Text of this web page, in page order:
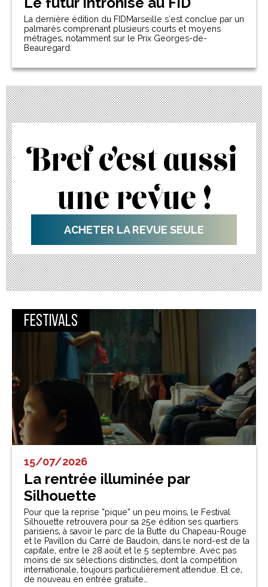
La dernière édition du FIDMarseille s'est conclue par un
palmarès comprenant plusieurs courts et moyens
métrages, notamment sur le Prix Georges-de-
Beauregard.
Bref c’est aussi
une revue !
ACHETER LA REVUE SEULE
Festivals
15/07/2026
La rentrée illuminée par
Silhouette
Pour que la reprise “pique” un peu moins, le Festival
Silhouette retrouvera pour sa 25e édition ses quartiers
parisiens, à savoir le parc de la Butte du Chapeau-Rouge
et le Pavillon du Carré de Baudoin, dans le nord-est de la
capitale, entre le 28 août et le 5 septembre. Avec pas
moins de six sélections distinctes, dont la compétition
internationale, toujours particulièrement attendue. Et ce,
de nouveau en entrée gratuite…